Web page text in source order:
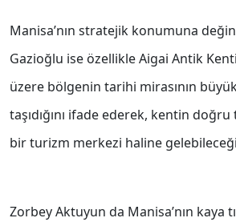
Manisa’nın stratejik konumuna
Gazioğlu ise özellikle Aigai Antik
üzere bölgenin tarihi mirasının
taşıdığını ifade ederek, kentin doğru
bir turizm merkezi haline
Zorbey Aktuyun da Manisa’nın kaya